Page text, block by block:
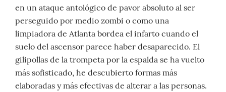
en un ataque antológico de pavor absoluto al ser
perseguido por medio zombi o como una
limpiadora de Atlanta bordea el infarto cuando el
suelo del ascensor parece haber desaparecido. El
gilipollas de la trompeta por la espalda se ha vuelto
más sofisticado, he descubierto formas más
elaboradas y más efectivas de alterar a las personas.